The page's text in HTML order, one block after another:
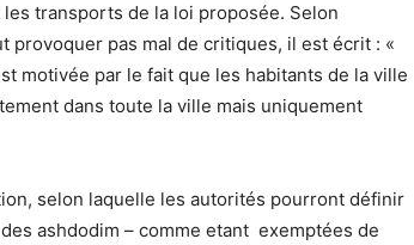
transports de la loi proposée. Selon
provoquer pas mal de critiques, il est écrit : «
motivée par le fait que les habitants de la ville
dans toute la ville mais uniquement
selon laquelle les autorités pourront définir
ashdodim – comme etant exemptées de